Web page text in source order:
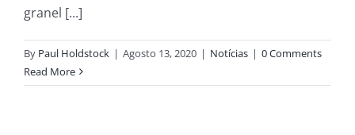
granel [...]
By Paul Holdstock | Agosto 13, 2020 | Notícias | 0 Comments
Read More